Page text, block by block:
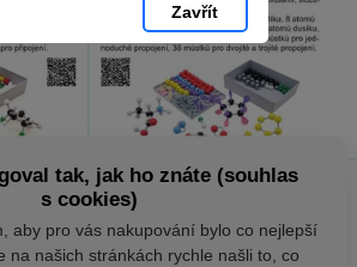
Zavřít
tak, jak ho znáte (souhlas
s cookies)
aby pro vás nakupování bylo co nejlepší
na našich stránkách rychle našli to, co